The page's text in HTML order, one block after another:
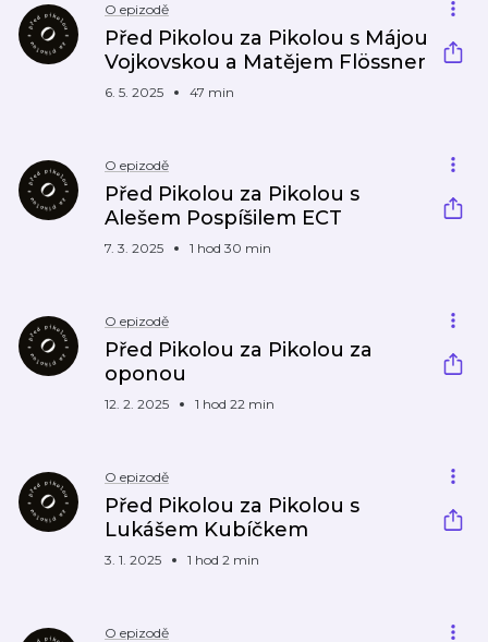
O epizodě
Před Pikolou za Pikolou s Májou
Vojkovskou a Matějem Flössner
6. 5. 2025 47 min
O epizodě
Před Pikolou za Pikolou s
Alešem Pospíšilem ECT
7. 3. 2025 1 hod 30 min
O epizodě
Před Pikolou za Pikolou za
oponou
12. 2. 2025 1 hod 22 min
O epizodě
Před Pikolou za Pikolou s
Lukášem Kubíčkem
3. 1. 2025 1 hod 2 min
O epizodě